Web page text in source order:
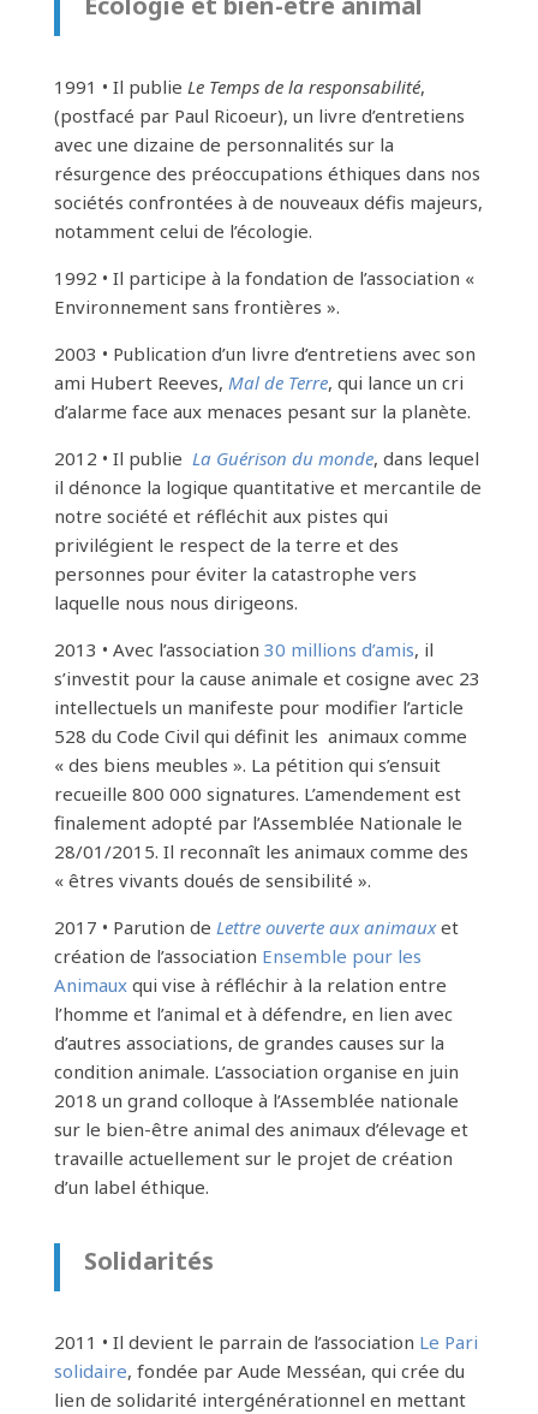
1991 • Il publie Le Temps de la responsabilité,
(postfacé par Paul Ricoeur), un livre d’entretiens
avec une dizaine de personnalités sur la
résurgence des préoccupations éthiques dans nos
sociétés confrontées à de nouveaux défis majeurs,
notamment celui de l’écologie.
1992 • Il participe à la fondation de l’association «
Environnement sans frontières ».
2003 • Publication d’un livre d’entretiens avec son
ami Hubert Reeves, Mal de Terre, qui lance un cri
d’alarme face aux menaces pesant sur la planète.
2012 • Il publie La Guérison du monde, dans lequel
il dénonce la logique quantitative et mercantile de
notre société et réfléchit aux pistes qui
privilégient le respect de la terre et des
personnes pour éviter la catastrophe vers
laquelle nous nous dirigeons.
2013 • Avec l’association 30 millions d’amis, il
s’investit pour la cause animale et cosigne avec 23
intellectuels un manifeste pour modifier l’article
528 du Code Civil qui définit les animaux comme
« des biens meubles ». La pétition qui s’ensuit
recueille 800 000 signatures. L’amendement est
finalement adopté par l’Assemblée Nationale le
28/01/2015. Il reconnaît les animaux comme des
« êtres vivants doués de sensibilité ».
2017 • Parution de Lettre ouverte aux animauxet
création de l’association Ensemble pour les
Animauxqui vise à réfléchir à la relation entre
l’homme et l’animal et à défendre, en lien avec
d’autres associations, de grandes causes sur la
condition animale. L’association organise en juin
2018 un grand colloque à l’Assemblée nationale
sur le bien-être animal des animaux d’élevage et
travaille actuellement sur le projet de création
d’un label éthique.
Solidarités
2011 • Il devient le parrain de l’association Le Pari
solidaire, fondée par Aude Messéan, qui crée du
lien de solidarité intergénérationnel en mettant